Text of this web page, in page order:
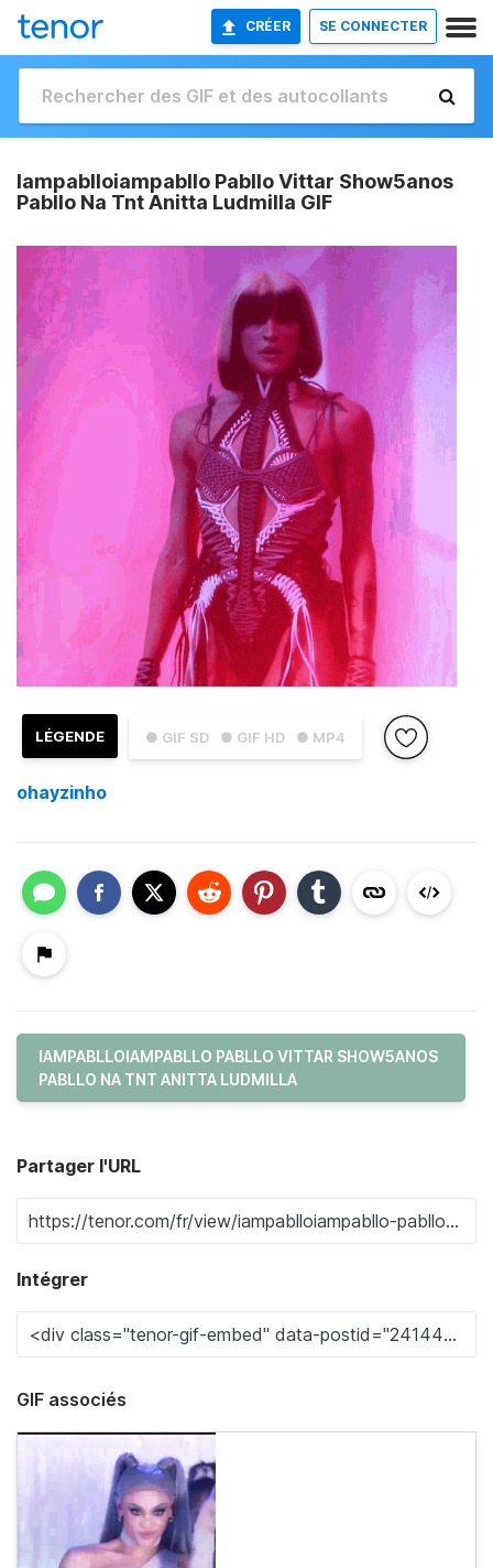
CRÉER SE CONNECTER
Iampablloiampabllo Pabllo Vittar Show5anos
Pabllo Na Tnt Anitta Ludmilla GIF
● GIF SD ● GIF HD ● MP4
LÉGENDE
ohayzinho
IAMPABLLOIAMPABLLO PABLLO VITTAR SHOW5ANOS
PABLLO NA TNT ANITTA LUDMILLA
Partager l'URL
Intégrer
GIF associés